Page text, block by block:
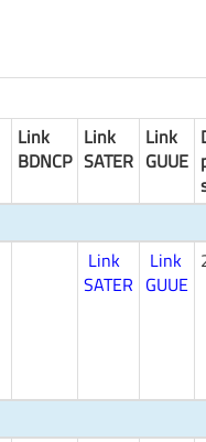
Link
BDNCP
Link
SATER
Link
GUUE
Link
SATER
Link
GUUE